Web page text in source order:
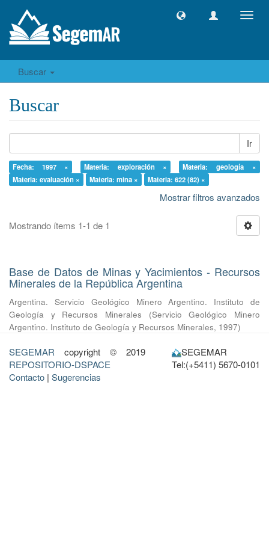
Buscar
Buscar
Ir
Fecha: 1997 × Materia: exploración ×
Materia: geología ×
Materia: evaluación ×
Materia: mina × Materia: 622 (82) ×
Mostrar filtros avanzados
Mostrando ítems 1-1 de 1
Base de Datos de Minas y Yacimientos - Recursos
Minerales de la República Argentina
Argentina. Servicio Geológico Minero Argentino. Instituto de
Geología y Recursos Minerales
(Servicio Geológico Minero
Argentino. Instituto de Geología y Recursos Minerales, 1997)
SEGEMAR copyright © 2019
REPOSITORIO-DSPACE
Contacto | Sugerencias
SEGEMAR
Tel:(+5411) 5670-0101